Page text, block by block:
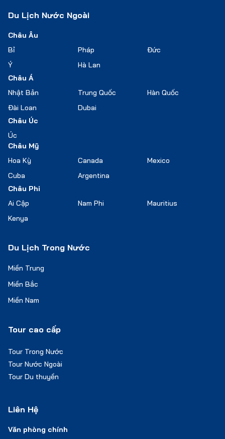
Du Lịch Nước Ngoài
Châu Âu
Bỉ
Pháp
Đức
Ý
Hà Lan
Châu Á
Nhật Bản
Trung Quốc
Hàn Quốc
Đài Loan
Dubai
Châu Úc
Úc
Châu Mỹ
Hoa Kỳ
Canada
Mexico
Cuba
Argentina
Châu Phi
Ai Cập
Nam Phi
Mauritius
Kenya
Du Lịch Trong Nước
Miền Trung
Miền Bắc
Miền Nam
Tour cao cấp
Tour Trong Nước
Tour Nước Ngoài
Tour Du thuyền
Liên Hệ
Văn phòng chính